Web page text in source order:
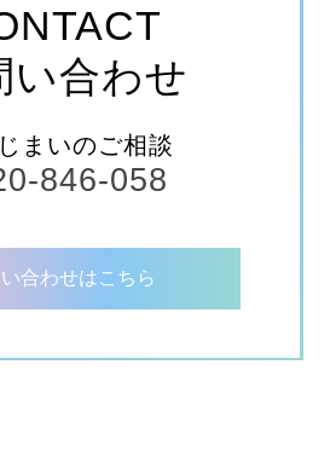
い合わせ
まいのご相談
846-058
合わせはこちら